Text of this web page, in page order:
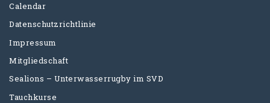
Calendar
Datenschutzrichtlinie
Impressum
Mitgliedschaft
Sealions – Unterwasserrugby im SVD
Tauchkurse